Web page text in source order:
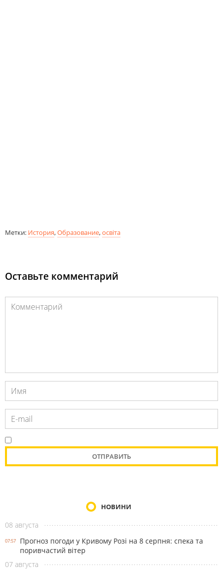
Метки: История,Образование,освіта
Оставьте комментарий
НОВИНИ
08 августа
07:57
Прогноз погоди у Кривому Розі на 8 серпня: спека та
поривчастий вітер
07 августа